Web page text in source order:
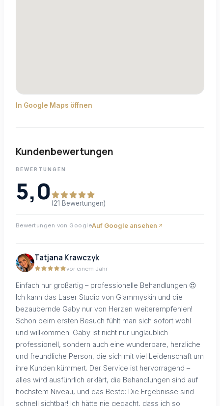
In Google Maps öffnen
Kundenbewertungen
BEWERTUNGEN
5,0 (21 Bewertungen)
Bewertungen von GoogleAuf Google ansehen
Tatjana Krawczyk
vor einem Jahr
Einfach nur großartig – professionelle Behandlungen 😍
Ich kann das Laser Studio von Glammyskin und die
bezaubernde Gaby nur von Herzen weiterempfehlen!
Schon beim ersten Besuch fühlt man sich sofort wohl
und willkommen. Gaby ist nicht nur unglaublich
professionell, sondern auch eine wunderbare, herzliche
und freundliche Person, die sich mit viel Leidenschaft um
ihre Kunden kümmert. Der Service ist hervorragend –
alles wird ausführlich erklärt, die Behandlungen sind auf
höchstem Niveau, und das Beste: Die Ergebnisse sind
schnell sichtbar! Ich hätte nie gedacht, dass ich so